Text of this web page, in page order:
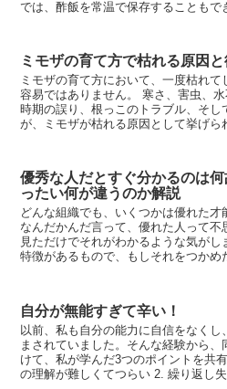
では、酢飯を常温で保存することもで
ミモザの育て方で枯れる原因と
ミモザの育て方において、一度枯れ
容易ではありません。 寒さ、害虫、
時期の誤り、根っこのトラブル、そ
が、ミモザが枯れる原因として挙げら
優秀な人だとすぐ分かるのは
ったい何が違うのか解説
どんな組織でも、いくつかは優れた才
なんだかんだ言って、優れた人って不
見ただけでそれがわかるような気が
特徴があるもので、もしそれをつかめ
自分が無能すぎて辛い！
以前、私も自分の能力に自信をなく
まされていました。そんな経験から
けて、私が学んだ3つのポイントを共
の理解が難しくてつらい 2. 繰り返し失